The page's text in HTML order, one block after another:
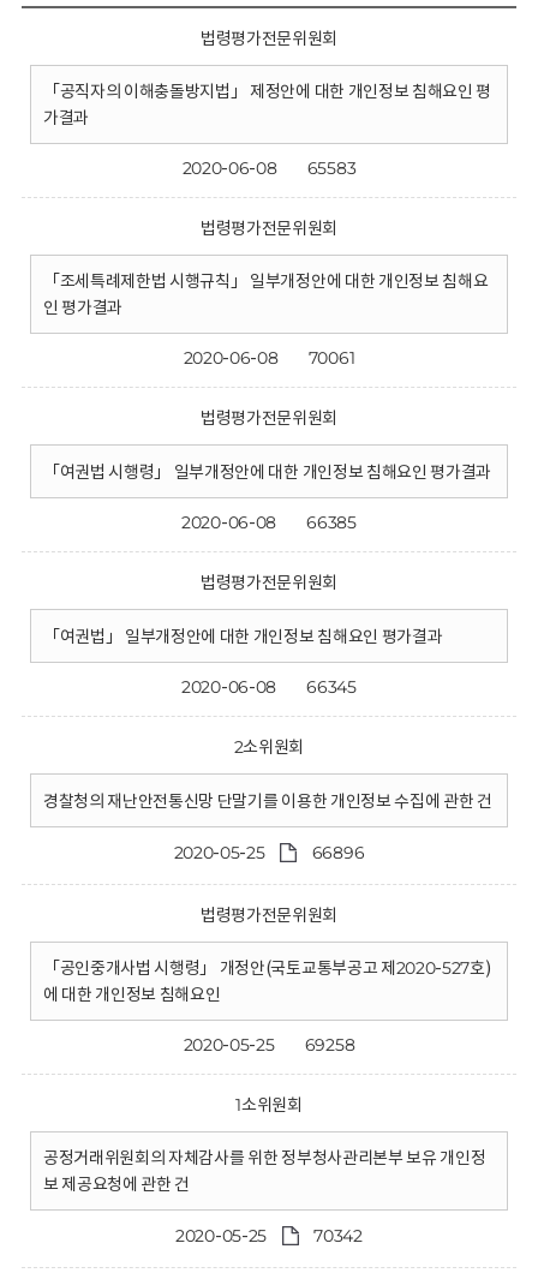
법령평가전문위원회
「공직자의 이해충돌방지법」 제정안에 대한 개인정보 침해요인 평
가결과
2020-06-08 65583
법령평가전문위원회
「조세특례제한법 시행규칙」 일부개정안에 대한 개인정보 침해요
인 평가결과
2020-06-08 70061
법령평가전문위원회
「여권법 시행령」 일부개정안에 대한 개인정보 침해요인 평가결과
2020-06-08 66385
법령평가전문위원회
「여권법」 일부개정안에 대한 개인정보 침해요인 평가결과
2020-06-08 66345
2소위원회
경찰청의 재난안전통신망 단말기를 이용한 개인정보 수집에 관한 건
2020-05-25 66896
법령평가전문위원회
「공인중개사법 시행령」 개정안(국토교통부공고 제2020-527호)
에 대한 개인정보 침해요인
2020-05-25 69258
1소위원회
공정거래위원회의 자체감사를 위한 정부청사관리본부 보유 개인정
보 제공요청에 관한 건
2020-05-25 70342